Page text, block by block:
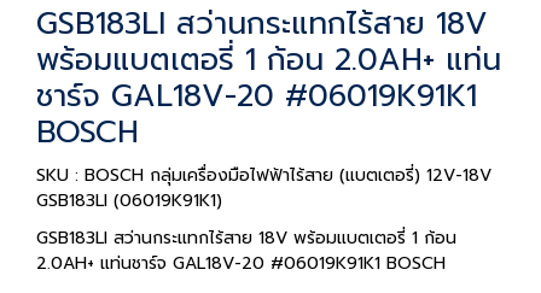
GSB183LI สว่านกระแทกไร้สาย 18V
พร้อมแบตเตอรี่ 1 ก้อน 2.0AH+ แท่น
ชาร์จ GAL18V-20 #06019K91K1
BOSCH
SKU : BOSCH กลุ่มเครื่องมือไฟฟ้าไร้สาย (แบตเตอรี่) 12V-18V
GSB183LI (06019K91K1)
GSB183LI สว่านกระแทกไร้สาย 18V พร้อมแบตเตอรี่ 1 ก้อน
2.0AH+ แท่นชาร์จ GAL18V-20 #06019K91K1 BOSCH